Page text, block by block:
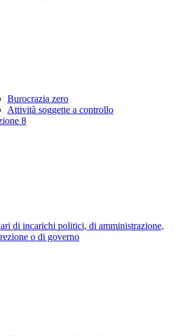
Burocrazia zero
Attività soggette a controllo
8
di incarichi politici, di amministrazione,
o di governo